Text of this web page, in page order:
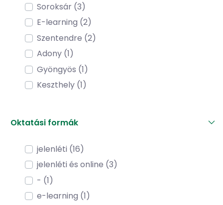
Soroksár (3)
E-learning (2)
Szentendre (2)
Adony (1)
Gyöngyös (1)
Keszthely (1)
Oktatási formák
jelenléti (16)
jelenléti és online (3)
- (1)
e-learning (1)